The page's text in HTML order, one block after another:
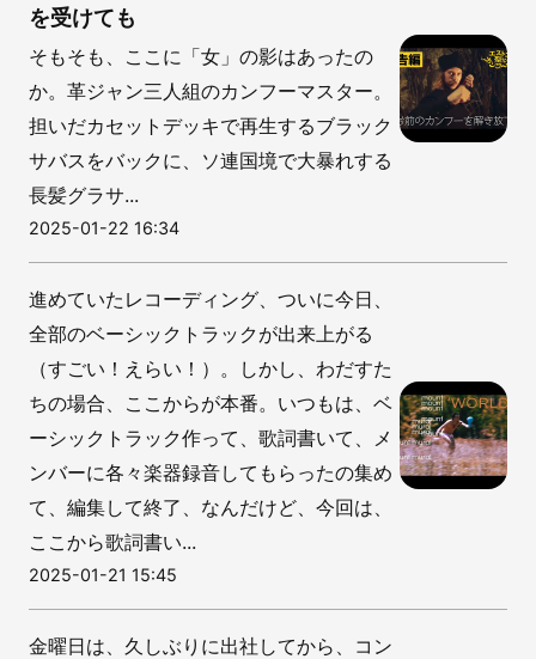
を受けても
そもそも、ここに「女」の影はあったの
か。革ジャン三人組のカンフーマスター。
担いだカセットデッキで再生するブラック
サバスをバックに、ソ連国境で大暴れする
長髪グラサ...
2025-01-22 16:34
進めていたレコーディング、ついに今日、
全部のベーシックトラックが出来上がる
（すごい！えらい！）。しかし、わだすた
ちの場合、ここからが本番。いつもは、ベ
ーシックトラック作って、歌詞書いて、メ
ンバーに各々楽器録音してもらったの集め
て、編集して終了、なんだけど、今回は、
ここから歌詞書い...
2025-01-21 15:45
金曜日は、久しぶりに出社してから、コン